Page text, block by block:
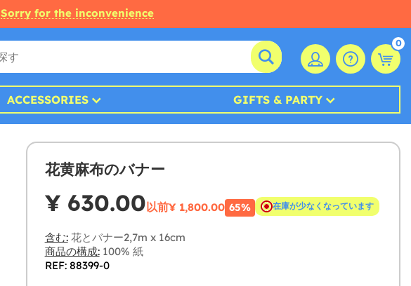
Sorry for the inconvenience
0
ACCESSORIES GIFTS & PARTY
花黄麻布のバナー
¥ 630.00以前¥ 1,800.00 65% 在庫が少なくなっています
含む:花とバナー2,7m x 16cm
商品の構成:100% 紙
REF: 88399-0